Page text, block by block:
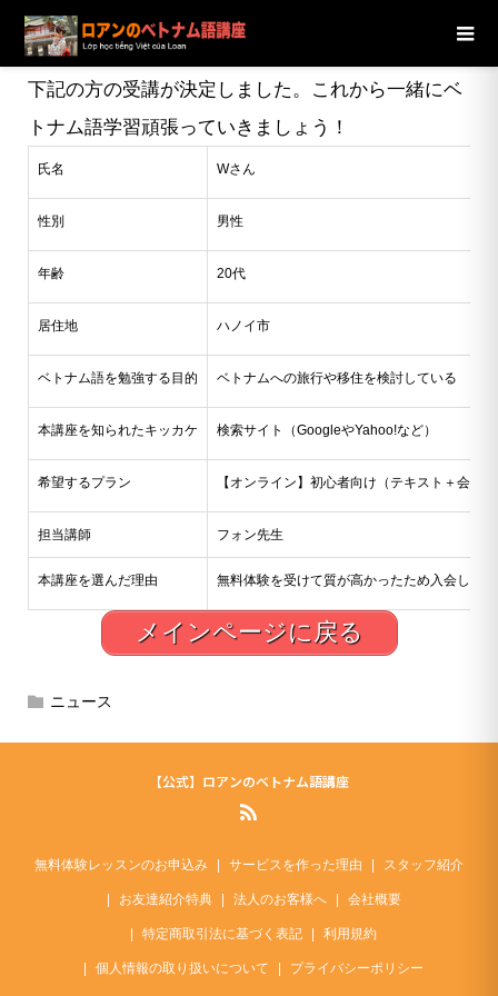
ブログ
定しました
下記の方の受講が決定しました。これから一緒にベ
トナム語学習頑張っていきましょう！
氏名 Wさん
性別 男性
年齢 20代
居住地 ハノイ市
ベトナム語を勉強する目的 ベトナムへの旅行や移住を検討している
本講座を知られたキッカケ 検索サイト（GoogleやYahoo!など）
希望するプラン 【オンライン】初心者向け（テキスト＋会話）
担当講師 フォン先生
本講座を選んだ理由 無料体験を受けて質が高かったため入会しよ
メインページに戻る
ニュース
【公式】ロアンのベトナム語講座
無料体験レッスンのお申込み サービスを作った理由 スタッフ紹介
お友達紹介特典 法人のお客様へ 会社概要
特定商取引法に基づく表記 利用規約
個人情報の取り扱いについて プライバシーポリシー